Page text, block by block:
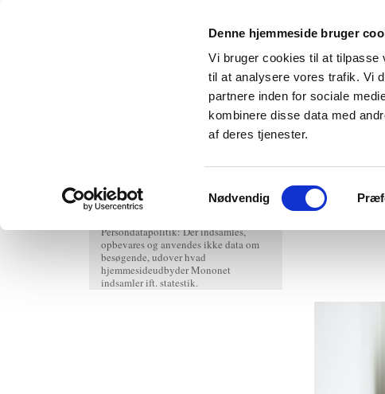
Denne hjemmeside bruger
Vi bruger cookies til at tilpasse
til at analysere vores trafik. Vi
partnere inden for sociale
kombinere disse data med
af deres tjenester.
Nødvendig
Bøger til voksne Bøger til børn og unge
Persondatapolitik: Der indsamles,
opbevares og anvendes ikke data om
besøgende, udover hvad
hjemmesideudbyder Mononet
indsamler ift. statestik.